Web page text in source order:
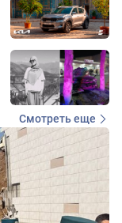
Смотреть еще